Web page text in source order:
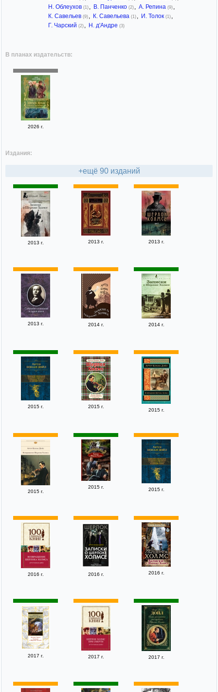
Н. Облеухов (1) , В. Панченко (2) , А. Репина (9) ,
К. Савельев (9) , К. Савельева (1) , И. Толок (1) ,
Г. Чарский (2) , Н. д'Андре (3)
В планах издательств:
2026 г.
Издания:
+ещё 90 изданий
2013 г. 2013 г. 2013 г.
2013 г. 2014 г. 2014 г.
2015 г. 2015 г.
2015 г.
2015 г.
2015 г. 2015 г.
2016 г. 2016 г. 2016 г.
2017 г. 2017 г. 2017 г.